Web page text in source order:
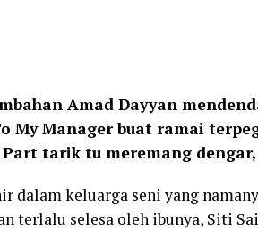
Amad Dayyan
My Manager buat ramai
tarik tu meremang dengar,
dalam keluarga seni yang
terlalu selesa oleh ibunya, Siti